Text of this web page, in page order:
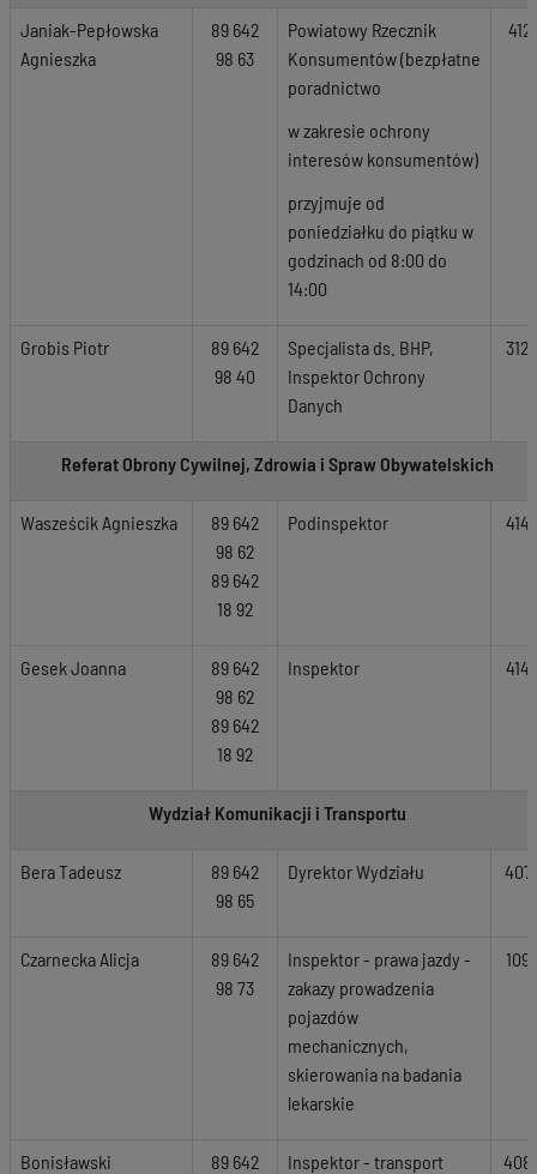
Janiak-Pepłowska
Agnieszka
89 642
98 63
Powiatowy Rzecznik
Konsumentów (bezpłatne
poradnictwo
w zakresie ochrony
interesów konsumentów)
przyjmuje od
poniedziałku do piątku w
godzinach od 8:00 do
14:00
412
Grobis Piotr
89 642
98 40
Specjalista ds. BHP,
Inspektor Ochrony
Danych
312
Referat Obrony Cywilnej, Zdrowia i Spraw Obywatelskich
Wasześcik Agnieszka
89 642
98 62
89 642
18 92
Podinspektor 414
Gesek Joanna
89 642
98 62
89 642
18 92
Inspektor 414
Wydział Komunikacji i Transportu
Bera Tadeusz
89 642
98 65
Dyrektor Wydziału 407
Czarnecka Alicja
89 642
98 73
Inspektor - prawa jazdy -
zakazy prowadzenia
pojazdów
mechanicznych,
skierowania na badania
lekarskie
109
Bonisławski
89 642
Inspektor- transport
408